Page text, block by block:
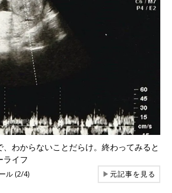
わからないことだらけ。終わってみると
ライフ
ル (2/4) ▶元記事を見る